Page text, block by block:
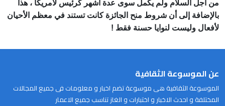
من أجل السلام ولم يكمل سوى عدة أشهر كرئيس لأمريكا ، هذا
بالإضافة إلى أن شروط منح الجائزة كانت تستند في معظم الأحيان
لأفعال وليست لنوايا حسنة فقط !
عن الموسوعة الثقافية
الموسوعة الثقافية هى موسوعة تضم اخبار و معلومات فى جميع المجالات
المختلفة و احدث الاخبار و اختبارات و الغاز تناسب جميع الاعمار